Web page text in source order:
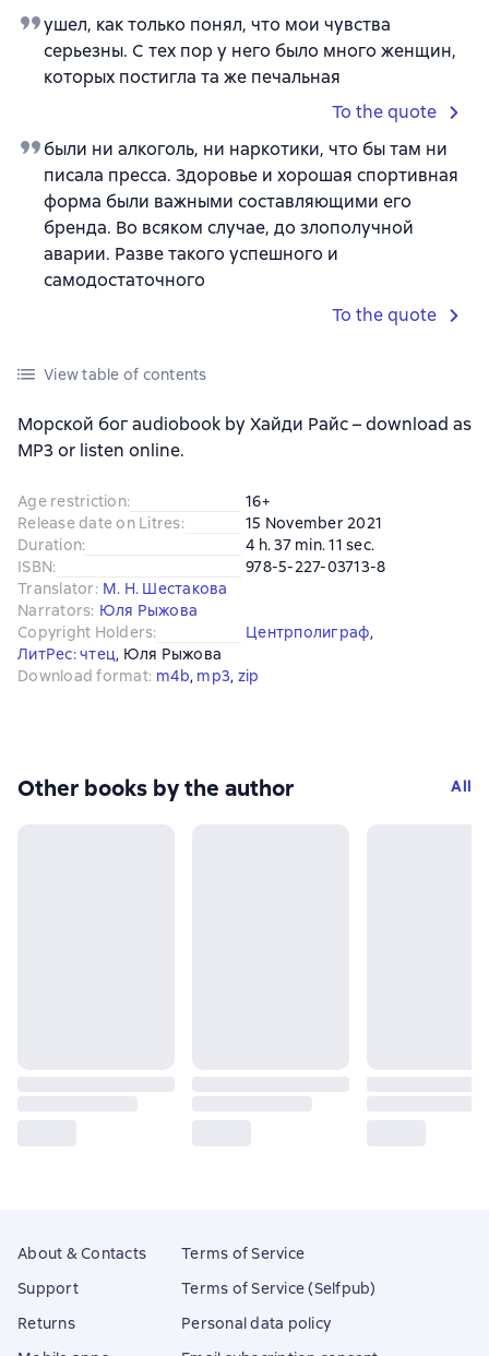
ушел, как только понял, что мои чувства
серьезны. С тех пор у него было много женщин,
которых постигла та же печальная
To the quote
были ни алкоголь, ни наркотики, что бы там ни
писала пресса. Здоровье и хорошая спортивная
форма были важными составляющими его
бренда. Во всяком случае, до злополучной
аварии. Разве такого успешного и
самодостаточного
To the quote
View table of contents
Морской бог audiobook by Хайди Райс – download as
MP3 or listen online.
Age restriction:
16+
Release date on Litres:
15 November 2021
Duration:
4 h. 37 min. 11 sec.
ISBN:
978-5-227-03713-8
Translator: М. Н. Шестакова
Narrators: Юля Рыжова
Copyright Holders: Центрполиграф,
ЛитРес: чтец, Юля Рыжова
Download format: m4b, mp3, zip
Other books by the author All
About & Contacts
Support
Returns
Terms of Service
Terms of Service (Selfpub)
Personal data policy